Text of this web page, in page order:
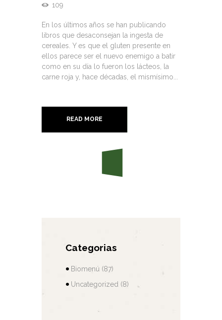
109
En los últimos años se han publicando
libros que desaconsejan la ingesta de
cereales. Y es que el gluten presente en
ellos parece ser el nuevo enemigo a batir
como en su día lo fueron los lácteos, la
carne roja y, hace décadas, el mismísimo...
READ MORE
Categorias
Biomenú (87)
Uncategorized (8)